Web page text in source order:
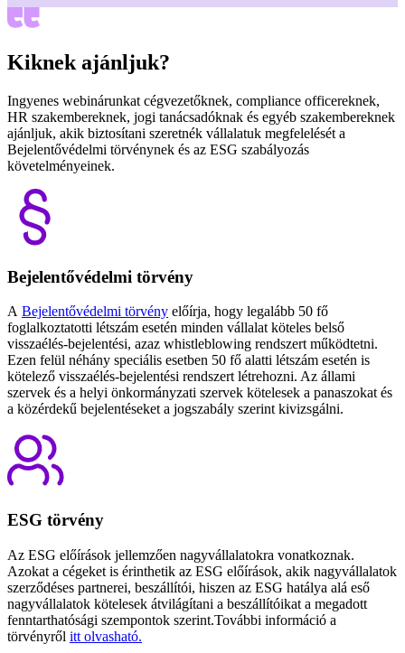
Kiknek ajánljuk?
Ingyenes webinárunkat cégvezetőknek, compliance officereknek,
HR szakembereknek, jogi tanácsadóknak és egyéb szakembereknek
ajánljuk, akik biztosítani szeretnék vállalatuk megfelelését a
Bejelentővédelmi törvénynek és az ESG szabályozás
követelményeinek.
Bejelentővédelmi törvény
A Bejelentővédelmi törvény előírja, hogy legalább 50 fő
foglalkoztatotti létszám esetén minden vállalat köteles belső
visszaélés-bejelentési, azaz whistleblowing rendszert működtetni.
Ezen felül néhány speciális esetben 50 fő alatti létszám esetén is
kötelező visszaélés-bejelentési rendszert létrehozni. Az állami
szervek és a helyi önkormányzati szervek kötelesek a panaszokat és
a közérdekű bejelentéseket a jogszabály szerint kivizsgálni.
ESG törvény
Az ESG előírások jellemzően nagyvállalatokra vonatkoznak.
Azokat a cégeket is érinthetik az ESG előírások, akik nagyvállalatok
szerződéses partnerei, beszállítói, hiszen az ESG hatálya alá eső
nagyvállalatok kötelesek átvilágítani a beszállítóikat a megadott
fenntarthatósági szempontok szerint.További információ a
törvényről itt olvasható.